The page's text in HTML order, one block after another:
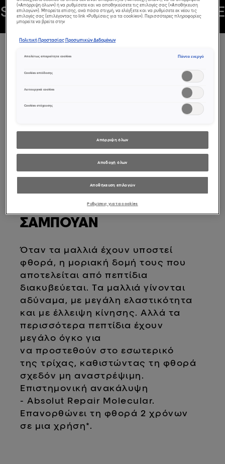
SERIE EXPERT SERIE EXPERT
SE
RIE EXPERT
Επανορθώνει τη
φθορά 2
χρόνων σε μια
χρήση*.
ABSOLUT REPAIR
MOLECULAR
ΣΑΜΠΟΥΑΝ
Όταν τα μαλλιά έχουν υποστεί
φθορά, η μοριακή δομή τους που
αποτελείται από πεπτίδια
διακυβεύεται. Τα μαλλιά γίνονται
αδύναμα, με μεγάλη ελαστικότητα
και με έλλειψη κίνησης. Αλλά τα
περισσότερα πεπτίδια έχουν
μεγάλο όγκο για
να προστεθούν στο εσωτερικό
της τρίχας, καθιστώντας τη φθορά
σχεδόν μη αναστρέψιμη.
Επιστημονική ανακάλυψη
- Absolut Repair Molecular.
Επανορθώνει τη φθορά 2 χρόνων
σε μια χρήση*.
(«Απόρριψη όλων») ή να ρυθμίσετε και να αποθηκεύσετε τις επιλογές σας («Αποθήκευση
επιλογών»). Μπορείτε επίσης, ανά πάσα στιγμή, να ελέγξετε και να ρυθμίσετε εκ νέου τις
επιλογές σας (επιλέγοντας το link «Ρυθμίσεις για τα cookies»). Περισσότερες πληροφορίες
μπορείτε να βρείτε στην
Πολιτική Προστασίας Προσωπικών Δεδομένων
Απολύτως απαραίτητα cookies Πάντα ενεργό
Cookies απόδοσης
Λειτουργικά cookies
Cookies στόχευσης
Απόρριψη όλων
Αποδοχή όλων
Αποθήκευση επιλογών
Ρυθμίσεις για τα cookies